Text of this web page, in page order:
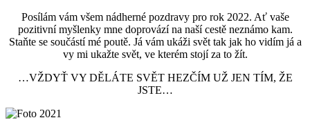
Posílám vám všem nádherné pozdravy pro rok 2022. Ať vaše
pozitivní myšlenky mne doprovází na naší cestě neznámo kam.
Staňte se součástí mé poutě. Já vám ukáži svět tak jak ho vidím já a
vy mi ukažte svět, ve kterém stojí za to žít.
…VŽDYŤ VY DĚLÁTE SVĚT HEZČÍM UŽ JEN TÍM, ŽE
JSTE…